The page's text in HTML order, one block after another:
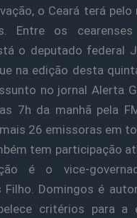
o Ceará terá
Entre os
o deputado federal
na edição desta
no jornal Alerta
7h da manhã pela
26 emissoras em
tem participação
é o vice-
Filho. Domingos é
critérios para a